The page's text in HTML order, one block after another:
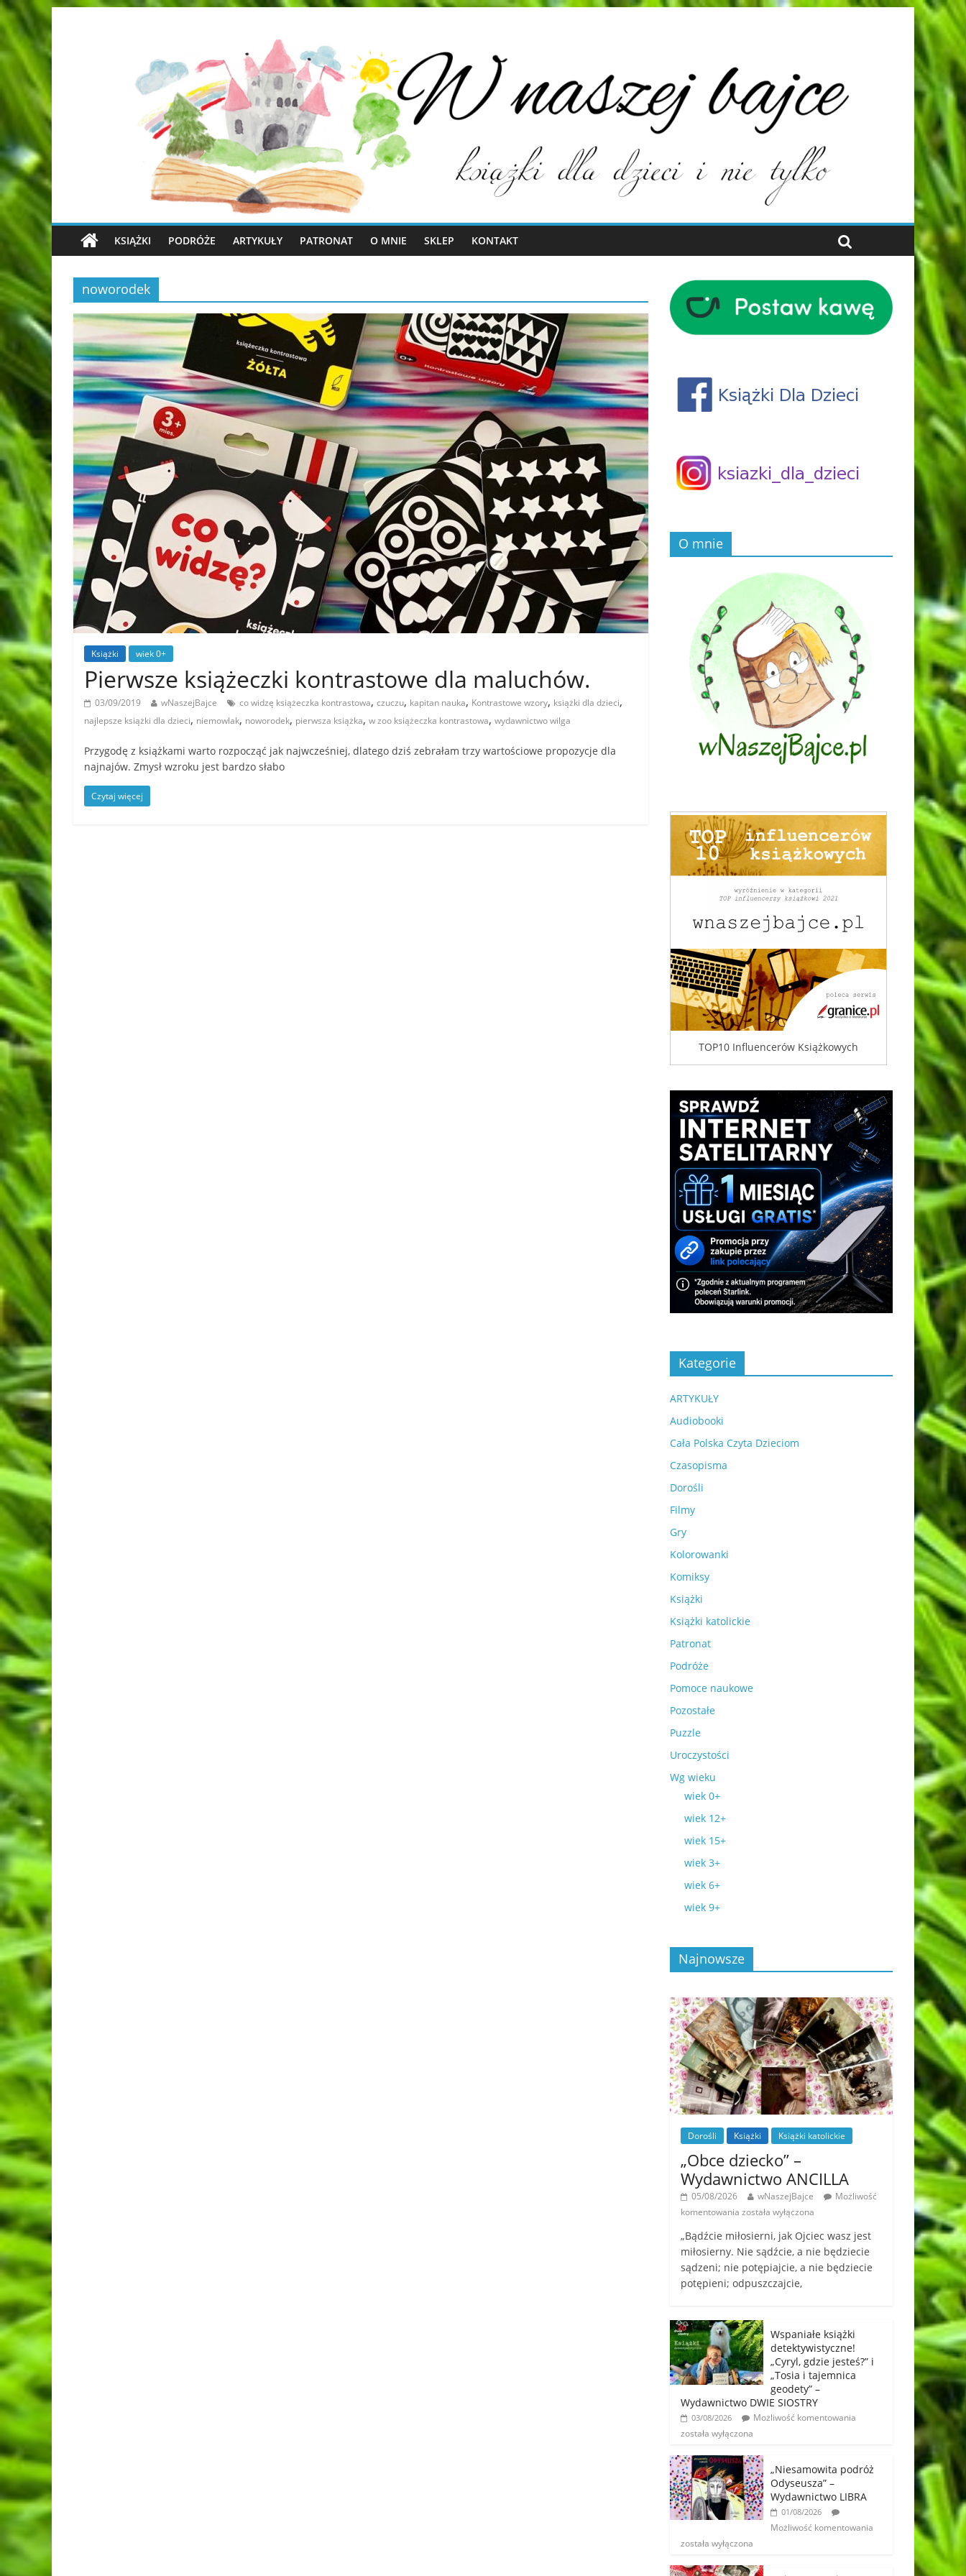
KSIĄŻKI PODRÓŻE ARTYKUŁY PATRONAT O MNIE SKLEP KONTAKT
noworodek
Książki wiek 0+
Pierwsze książeczki kontrastowe dla maluchów.
03/09/2019 wNaszejBajce co widzę książeczka kontrastowa, czuczu, kapitan nauka, Kontrastowe wzory, książki dla dzieci,
najlepsze książki dla dzieci, niemowlak, noworodek, pierwsza książka, w zoo książeczka kontrastowa, wydawnictwo wilga
Przygodę z książkami warto rozpocząć jak najwcześniej, dlatego dziś zebrałam trzy wartościowe propozycje dla
najnajów. Zmysł wzroku jest bardzo słabo
Czytaj więcej
O mnie
TOP10 Influencerów Książkowych
Kategorie
ARTYKUŁY
Audiobooki
Cała Polska Czyta Dzieciom
Czasopisma
Dorośli
Filmy
Gry
Kolorowanki
Komiksy
Książki
Książki katolickie
Patronat
Podróże
Pomoce naukowe
Pozostałe
Puzzle
Uroczystości
Wg wieku
wiek 0+
wiek 12+
wiek 15+
wiek 3+
wiek 6+
wiek 9+
Najnowsze
Dorośli Książki Książki katolickie
„Obce dziecko” –
Wydawnictwo ANCILLA
05/08/2026 wNaszejBajce
Możliwość
komentowania została wyłączona
„Bądźcie miłosierni, jak Ojciec wasz jest
miłosierny. Nie sądźcie, a nie będziecie
sądzeni; nie potępiajcie, a nie będziecie
potępieni; odpuszczajcie,
Wspaniałe książki
detektywistyczne!
„Cyryl, gdzie jesteś?” i
„Tosia i tajemnica
geodety” –
Wydawnictwo DWIE SIOSTRY
03/08/2026
Możliwość komentowania
została wyłączona
„Niesamowita podróż
Odyseusza” –
Wydawnictwo LIBRA
01/08/2026
Możliwość komentowania
została wyłączona